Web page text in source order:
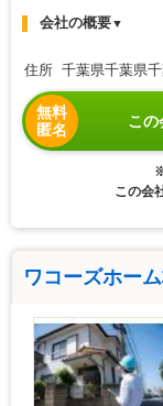
会社の概要▼
住所 千葉県千葉県
無料
匿名
この
この会
ワコーズホー